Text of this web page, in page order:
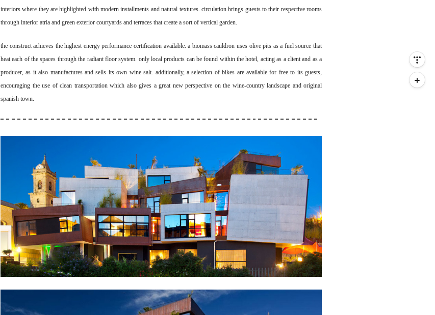
interiors where they are highlighted with modern installments and natural textures. circulation brings guests to their respective rooms
through interior atria and green exterior courtyards and terraces that create a sort of vertical garden.
the construct achieves the highest energy performance certification available. a biomass cauldron uses olive pits as a fuel source that
heat each of thespaces through the radiant floor system. only local products can be found within the hotel, acting as a client and as a
producer, as it also manufacturesand sells its own wine salt. additionally, a selection of bikes are available for free to its guests,
encouraging the use of clean transportation which alsogives a great new perspective on the wine-country landscape and original
spanish town.